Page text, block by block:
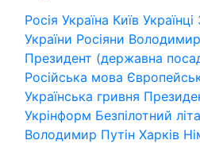
Росія Україна Київ Українці
України Росіяни
Президент (державна
Російська мова
Українська гривня
Укрінформ Безпілотний
Володимир Путін Харків